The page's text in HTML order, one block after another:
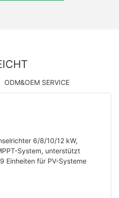
ODM&OEM SERVICE